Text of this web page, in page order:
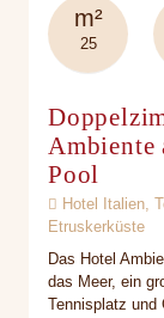
m²
25
Ambiente
Pool
Hotel Italien,
Etruskerküste
Das Hotel
das Meer, ein
Tennisplatz und